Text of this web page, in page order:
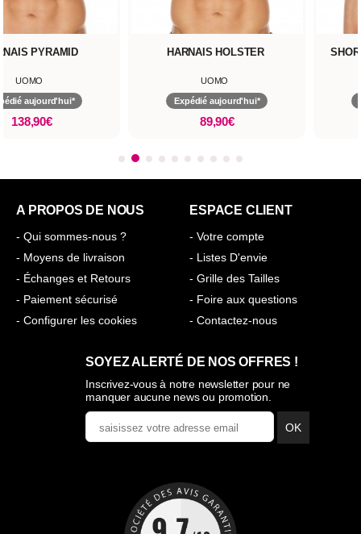
PYRAMID
UOMO
aujourd'hui*
138,90€
HARNAIS HOLSTER
UOMO
Expédié aujourd'hui*
89,90€
A PROPOS DE NOUS
- Qui sommes-nous ?
- Moyens de livraison
- Échanges et Retours
- Paiement sécurisé
- Configurer les cookies
ESPACE CLIENT
- Votre compte
- Listes D'envie
- Grille des Tailles
- Foire aux questions
- Contactez-nous
SOYEZ ALERTÉ DE NOS OFFRES !
Inscrivez-vous à notre newsletter pour ne
manquer aucune news ou promotion.
OK